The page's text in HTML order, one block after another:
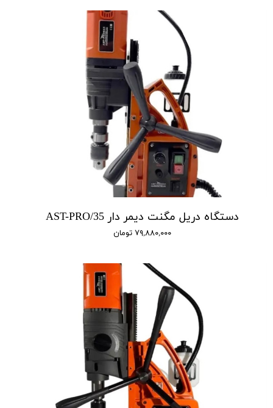
دستگاه دریل مگنت دیمر دار AST-PRO/35
۷۹,۸۸۰,۰۰۰ تومان